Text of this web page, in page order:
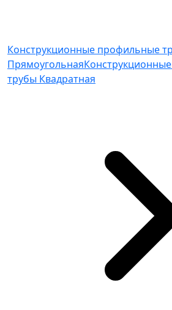
Конструкционные профильные
Прямоугольная
трубы Квадратная